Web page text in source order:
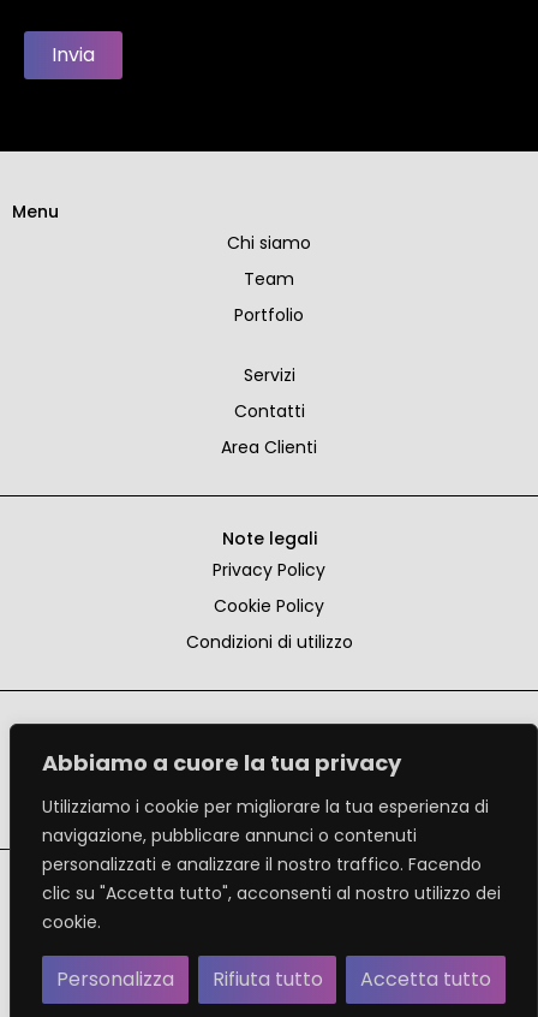
Abbiamo a cuore la tua privacy
Utilizziamo i cookie per migliorare la tua esperienza di
navigazione, pubblicare annunci o contenuti
personalizzati e analizzare il nostro traffico. Facendo
clic su "Accetta tutto", acconsenti al nostro utilizzo dei
cookie.
Personalizza Rifiuta tutto Accetta tutto
Invia
Menu
Chi siamo
Team
Portfolio
Servizi
Contatti
Area Clienti
Note legali
Privacy Policy
Cookie Policy
Condizioni di utilizzo
Facebook
Instagram
Credits
Tutti i diritti riservati